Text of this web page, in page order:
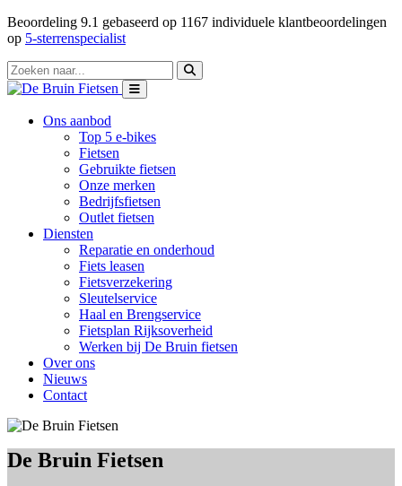
Beoordeling 9.1 gebaseerd op 1167 individuele klantbeoordelingen
op 5-sterrenspecialist
Ons aanbod
Top 5 e-bikes
Fietsen
Gebruikte fietsen
Onze merken
Bedrijfsfietsen
Outlet fietsen
Diensten
Reparatie en onderhoud
Fiets leasen
Fietsverzekering
Sleutelservice
Haal en Brengservice
Fietsplan Rijksoverheid
Werken bij De Bruin fietsen
Over ons
Nieuws
Contact
De Bruin Fietsen